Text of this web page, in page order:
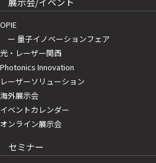
OPIE
ー 量子イノベーションフェア
光・レーザー関西
Photonics Innovation
レーザーソリューション
海外展示会
イベントカレンダー
オンライン展示会
セミナー